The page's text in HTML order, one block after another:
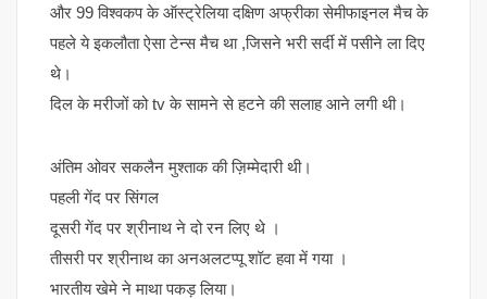
और 99 विश्वकप के ऑस्ट्रेलिया दक्षिण अफ्रीका सेमीफाइनल मैच के
पहले ये इकलौता ऐसा टेन्स मैच था ,जिसने भरी सर्दी में पसीने ला दिए
थे।
दिल के मरीजों को tv के सामने से हटने की सलाह आने लगी थी।
अंतिम ओवर सकलैन मुश्ताक की ज़िम्मेदारी थी।
पहली गेंद पर सिंगल
दूसरी गेंद पर श्रीनाथ ने दो रन लिए थे ।
तीसरी पर श्रीनाथ का अनअलटप्पू शॉट हवा में गया ।
भारतीय खेमे ने माथा पकड़ लिया।